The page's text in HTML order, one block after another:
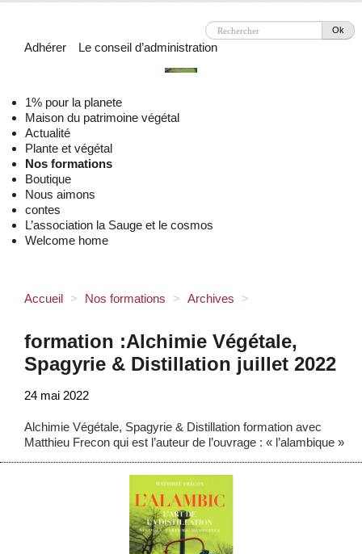
Ok
Adhérer Le conseil d’administration
1% pour la planete
Maison du patrimoine végétal
Actualité
Plante et végétal
Nos formations
Boutique
Nous aimons
contes
L’association la Sauge et le cosmos
Welcome home
Accueil > Nos formations > Archives >
formation :Alchimie Végétale,
Spagyrie & Distillation juillet 2022
24 mai 2022
Alchimie Végétale, Spagyrie & Distillation formation avec
Matthieu Frecon qui est l’auteur de l’ouvrage : « l’alambique »